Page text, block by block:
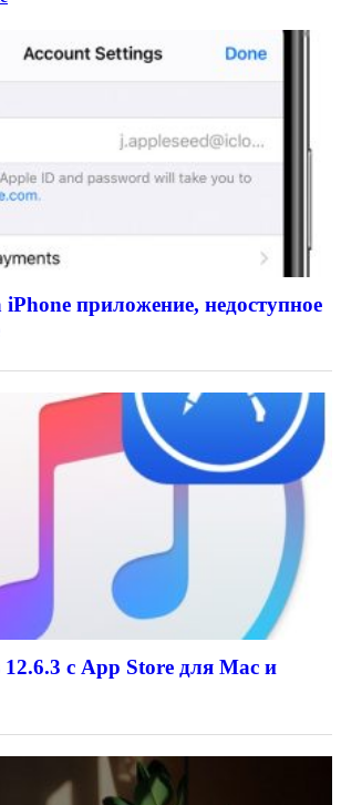
приложение, недоступное
с App Store для Mac и